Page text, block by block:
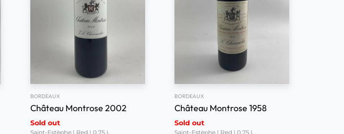
BORDEAUX
Château Montrose 2002
Sold out
Saint-Estèphe | Red | 0,75 L
BORDEAUX
Château Montrose 1958
Sold out
Saint-Estèphe | Red | 0,75 L